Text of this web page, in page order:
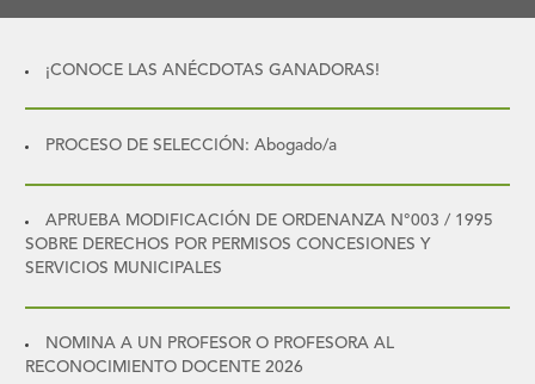
¡CONOCE LAS ANÉCDOTAS GANADORAS!
PROCESO DE SELECCIÓN: Abogado/a
APRUEBA MODIFICACIÓN DE ORDENANZA N°003 / 1995
SOBRE DERECHOS POR PERMISOS CONCESIONES Y
SERVICIOS MUNICIPALES
NOMINA A UN PROFESOR O PROFESORA AL
RECONOCIMIENTO DOCENTE 2026